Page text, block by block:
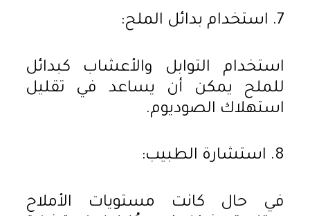
7. استخدام بدائل الملح:
استخدام التوابل والأعشاب كبدائل
للملح يمكن أن يساعد في تقليل
استهلاك الصوديوم.
8. استشارة الطبيب:
في حال كانت مستويات الأملاح